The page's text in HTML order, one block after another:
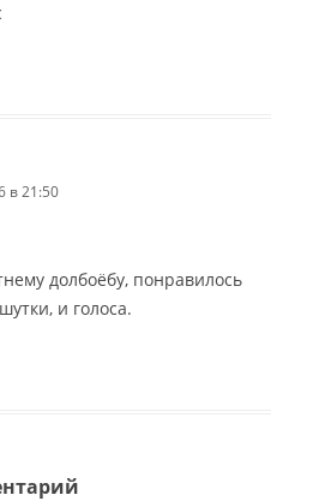
в 21:50
долбоёбу, понравилось
и голоса.